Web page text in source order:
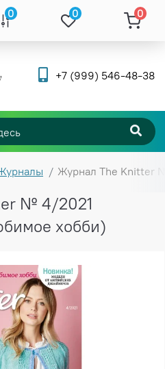
0 0 0
+7 (999) 546-48-38
Журнал The Knitter
№ 4/2021
хобби)